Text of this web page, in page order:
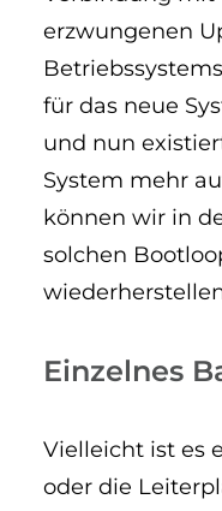
erzwungenen
für das neue
und nun
System mehr
können wir in
solchen
Einzelnes
Vielleicht ist es
oder die